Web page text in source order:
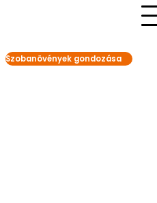
Szobanövények gondozása